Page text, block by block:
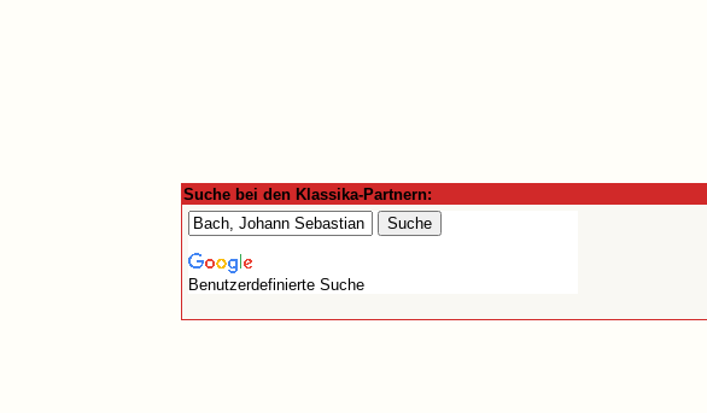
Suche bei den Klassika-Partnern:
Benutzerdefinierte Suche